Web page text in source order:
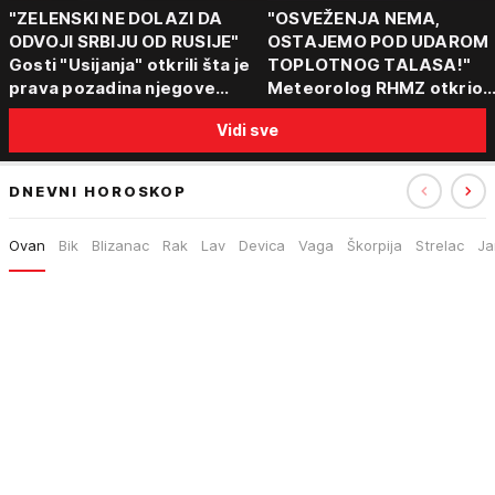
"ZELENSKI NE DOLAZI DA
ODVOJI SRBIJU OD RUSIJE"
Gosti "Usijanja" otkrili šta je
prava pozadina njegove
posete Beogradu
"OSVEŽENJA NEMA,
OSTAJEMO POD UDAROM
TOPLOTNOG TALASA!"
Meteorolog RHMZ otkrio
kakvo vreme nas čeka do
kraja avgusta
Vidi sve
DNEVNI HOROSKOP
Ovan Bik Blizanac Rak Lav Devica Vaga Škorpija Strelac